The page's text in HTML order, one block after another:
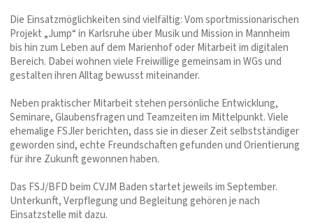
Die Einsatzmöglichkeiten sind vielfältig: Vom sportmissionarischen
Projekt „Jump“ in Karlsruhe über Musik und Mission in Mannheim
bis hin zum Leben auf dem Marienhof oder Mitarbeit im digitalen
Bereich. Dabei wohnen viele Freiwillige gemeinsam in WGs und
gestalten ihren Alltag bewusst miteinander.
Neben praktischer Mitarbeit stehen persönliche Entwicklung,
Seminare, Glaubensfragen und Teamzeiten im Mittelpunkt. Viele
ehemalige FSJler berichten, dass sie in dieser Zeit selbstständiger
geworden sind, echte Freundschaften gefunden und Orientierung
für ihre Zukunft gewonnen haben.
Das FSJ/BFD beim CVJM Baden startet jeweils im September.
Unterkunft, Verpflegung und Begleitung gehören je nach
Einsatzstelle mit dazu.